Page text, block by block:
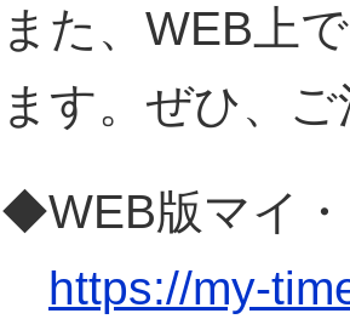
また、WEB上
ます。ぜひ、
◆WEB版マイ
https://my-